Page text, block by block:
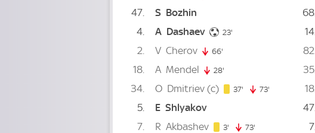
47 S Bozhin
4
A Dashaev 23'
2 V Cherov 66'
18 A Mendel 28'
34 O Dmitriev(c) 37' 37. minute
73' 73. minute
5 E Shlyakov
7
R Akbashev 3' 3. minute
73'
68
14
82
35
18
47
7